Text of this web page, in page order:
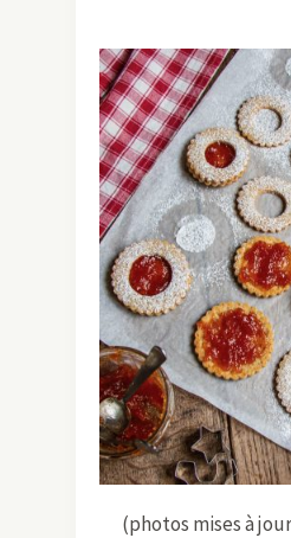
(photos mises à